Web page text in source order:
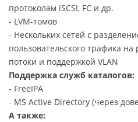
протоколам iSCSI, FC и др.
- LVM-томов
- Нескольких сетей с
пользовательского трафика
потоки и поддержкой VLAN
Поддержка служб каталогов:
- FreeIPA
- MS Active Directory (через
А также: